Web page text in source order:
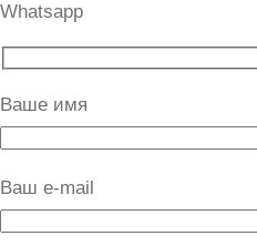
Whatsapp
Ваше имя
Ваш e-mail